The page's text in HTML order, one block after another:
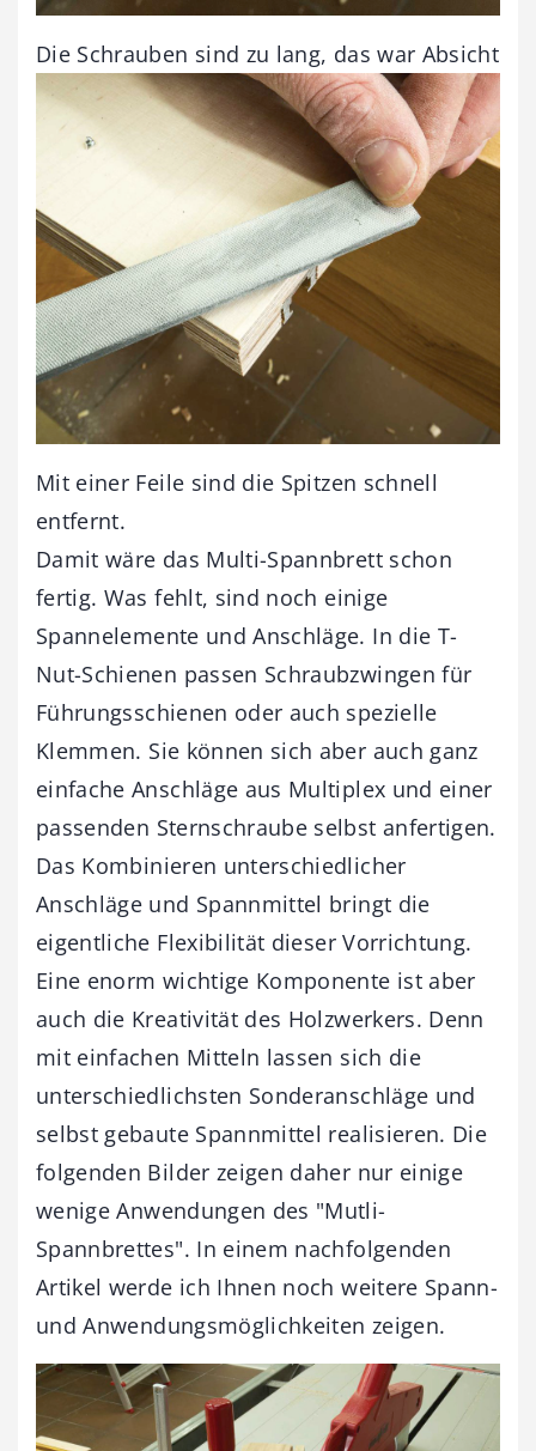
Die Schrauben sind zu lang, das war Absicht
Mit einer Feile sind die Spitzen schnell
entfernt.
Damit wäre das Multi-Spannbrett schon
fertig. Was fehlt, sind noch einige
Spannelemente und Anschläge. In die T-
Nut-Schienen passen Schraubzwingen für
Führungsschienen oder auch spezielle
Klemmen. Sie können sich aber auch ganz
einfache Anschläge aus Multiplex und einer
passenden Sternschraube selbst anfertigen.
Das Kombinieren unterschiedlicher
Anschläge und Spannmittel bringt die
eigentliche Flexibilität dieser Vorrichtung.
Eine enorm wichtige Komponente ist aber
auch die Kreativität des Holzwerkers. Denn
mit einfachen Mitteln lassen sich die
unterschiedlichsten Sonderanschläge und
selbst gebaute Spannmittel realisieren. Die
folgenden Bilder zeigen daher nur einige
wenige Anwendungen des "Mutli-
Spannbrettes". In einem nachfolgenden
Artikel werde ich Ihnen noch weitere Spann-
und Anwendungsmöglichkeiten zeigen.